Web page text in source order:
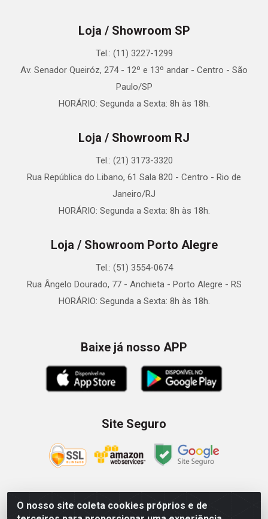
O nosso site coleta cookies próprios e de
Loja / Showroom SP
Tel.: (11) 3227-1299
Av. Senador Queiróz, 274 - 12º e 13º andar - Centro - São
Paulo/SP
HORÁRIO: Segunda a Sexta: 8h às 18h.
Loja / Showroom RJ
Tel.: (21) 3173-3320
Rua República do Libano, 61 Sala 820 - Centro - Rio de
Janeiro/RJ
HORÁRIO: Segunda a Sexta: 8h às 18h.
Loja / Showroom Porto Alegre
Tel.: (51) 3554-0674
Rua Ângelo Dourado, 77 - Anchieta - Porto Alegre - RS
HORÁRIO: Segunda a Sexta: 8h às 18h.
Baixe já nosso APP
Site Seguro
Zein Importação e Comércio LTDA - Av. Senador Queiróz, 274